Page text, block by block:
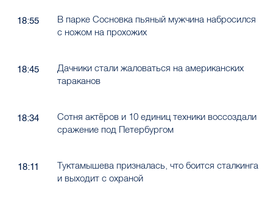
18:55
В парке Сосновка пьяный мужчина набросился
с ножом на прохожих
18:45
Дачники стали жаловаться на американских
тараканов
18:34
Сотня актёров и 10 единиц техники воссоздали
сражение под Петербургом
18:11
Туктамышева призналась, что боится сталкинга
и выходит с охраной